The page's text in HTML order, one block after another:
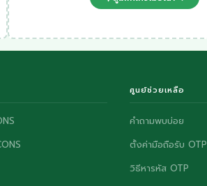
ศูนย์ช่วยเหลือ
คำถามพบบ่อย
ตั้งค่ามือถือรับ OTP
วิธีหารหัส OTP